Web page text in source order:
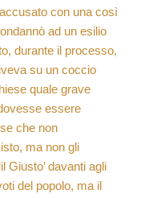
con una così
ad un esilio
durante il processo,
su un coccio
quale grave
essere
che non
ma non gli
Giusto’ davanti agli
del popolo, ma il